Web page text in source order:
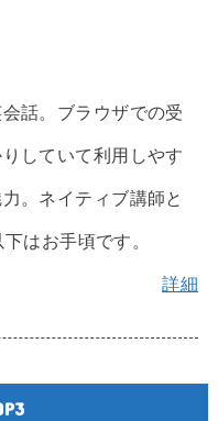
話。ブラウザでの受
していて利用しやす
。ネイティブ講師と
はお手頃です。
詳細